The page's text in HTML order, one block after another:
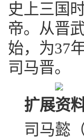
史上三国
帝。从晋
始，为37
司马晋。
扩展资料
司马懿